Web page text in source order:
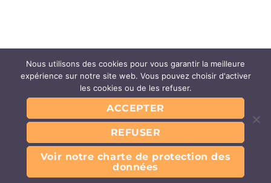
Glossaire
FAQ
Partenaires
Contact
Conditions Générales d’Utilisation du service
Conditions Générales des Prestations
Charte de protection des données
@Tech-way 2026
Nous utilisons des cookies pour vous garantir la meilleure
expérience sur notre site web. Vous pouvez choisir d'activer
les cookies ou de les refuser.
ACCEPTER
REFUSER
Voir notre charte de protection des
données